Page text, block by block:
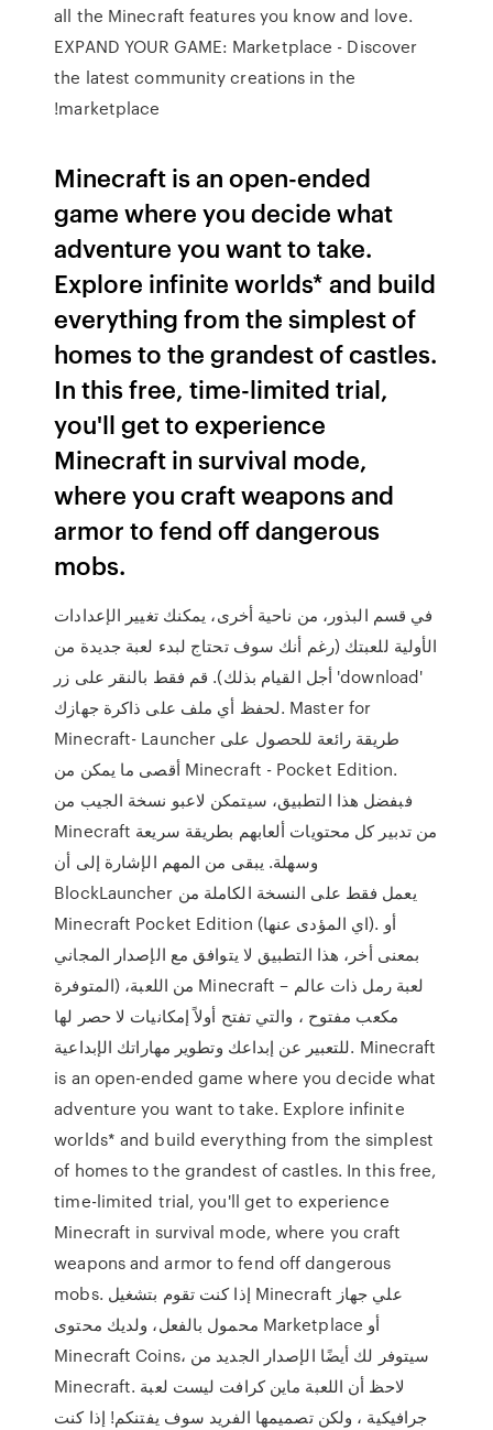
all the Minecraft features you know and love.
EXPAND YOUR GAME: Marketplace - Discover
the latest community creations in the
marketplace!
Minecraft is an open-ended
game where you decide what
adventure you want to take.
Explore infinite worlds* and build
everything from the simplest of
homes to the grandest of castles.
In this free, time-limited trial,
you'll get to experience
Minecraft in survival mode,
where you craft weapons and
armor to fend off dangerous
mobs.
في قسم البذور، من ناحية أخرى، يمكنك تغيير الإعدادات
الأولية للعبتك (رغم أنك سوف تحتاج لبدء لعبة جديدة من
أجل القيام بذلك). قم فقط بالنقر على زر 'download'
لحفظ أي ملف على ذاكرة جهازك. Master for
Minecraft- Launcher طريقة رائعة للحصول على
أقصى ما يمكن من Minecraft - Pocket Edition.
فبفضل هذا التطبيق، سيتمكن لاعبو نسخة الجيب من
Minecraft من تدبير كل محتويات ألعابهم بطريقة سريعة
وسهلة. يبقى من المهم الإشارة إلى أن
BlockLauncher يعمل فقط على النسخة الكاملة من
Minecraft Pocket Edition (اي المؤدى عنها). أو
بمعنى أخر، هذا التطبيق لا يتوافق مع الإصدار المجاني
من اللعبة، (المتوفرة Minecraft – لعبة رمل ذات عالم
مكعب مفتوح ، والتي تفتح أولاً إمكانيات لا حصر لها
للتعبير عن إبداعك وتطوير مهاراتك الإبداعية. Minecraft
is an open-ended game where you decide what
adventure you want to take. Explore infinite
worlds* and build everything from the simplest
of homes to the grandest of castles. In this free,
time-limited trial, you'll get to experience
Minecraft in survival mode, where you craft
weapons and armor to fend off dangerous
mobs. إذا كنت تقوم بتشغيل Minecraft علي جهاز
محمول بالفعل، ولديك محتوى Marketplace أو
Minecraft Coins، سيتوفر لك أيضًا الإصدار الجديد من
Minecraft. لاحظ أن اللعبة ماين كرافت ليست لعبة
جرافيكية ، ولكن تصميمها الفريد سوف يفتنكم! إذا كنت